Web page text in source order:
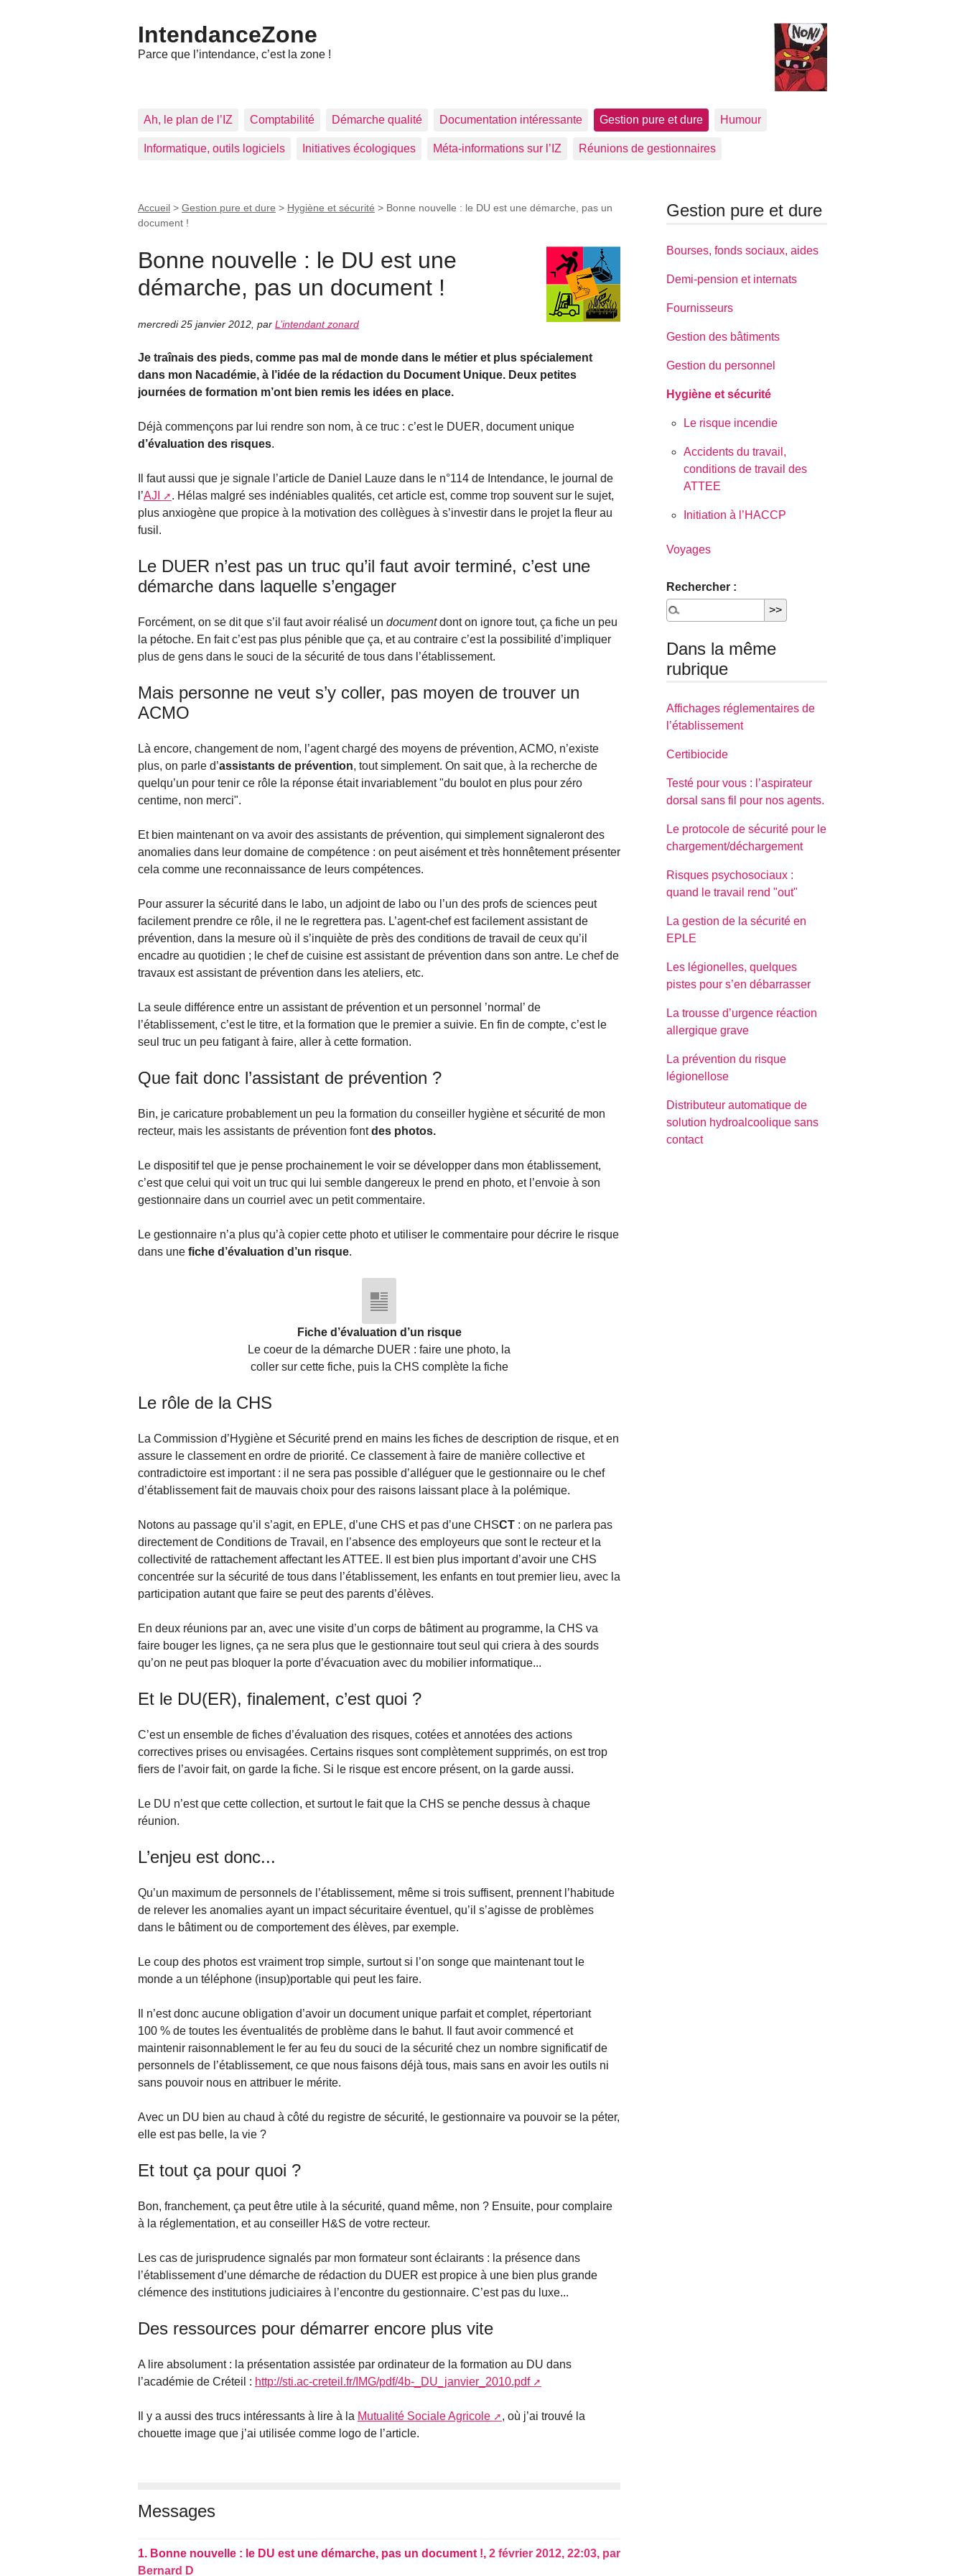
IntendanceZone
Parce que l’intendance, c’est la zone !
Ah, le plan de l’IZ Comptabilité Démarche qualité Documentation intéressante Gestion pure et dure Humour
Informatique, outils logiciels Initiatives écologiques Méta-informations sur l’IZ Réunions de gestionnaires
Accueil > Gestion pure et dure > Hygiène et sécurité > Bonne nouvelle : le DU est une démarche, pas un
document !
Bonne nouvelle : le DU est une
démarche, pas un document !
mercredi 25 janvier 2012 par L’intendant zonard
Je traînais des pieds, comme pas mal de monde dans le métier et plus spécialement
dans mon Nacadémie, à l’idée de la rédaction du Document Unique. Deux petites
journées de formation m’ont bien remis les idées en place.
Déjà commençons par lui rendre son nom, à ce truc : c’est le DUER, document unique
d’évaluation des risques.
Il faut aussi que je signale l’article de Daniel Lauze dans le n°114 de Intendance, le journal de
l’AJI
. Hélas malgré ses indéniables qualités, cet article est, comme trop souvent sur le sujet,
plus anxiogène que propice à la motivation des collègues à s’investir dans le projet la fleur au
fusil.
Le DUER n’est pas un truc qu’il faut avoir terminé, c’est une
démarche dans laquelle s’engager
Forcément, on se dit que s’il faut avoir réalisé un documentdont on ignore tout, ça fiche un peu
la pétoche. En fait c’est pas plus pénible que ça, et au contraire c’est la possibilité d’impliquer
plus de gens dans le souci de la sécurité de tous dans l’établissement.
Mais personne ne veut s’y coller, pas moyen de trouver un
ACMO
Là encore, changement de nom, l’agent chargé des moyens de prévention, ACMO, n’existe
plus, on parle d’assistants de prévention, tout simplement. On sait que, à la recherche de
quelqu’un pour tenir ce rôle la réponse était invariablement "du boulot en plus pour zéro
centime, non merci".
Et bien maintenant on va avoir des assistants de prévention, qui simplement signaleront des
anomalies dans leur domaine de compétence : on peut aisément et très honnêtement présenter
cela comme une reconnaissance de leurs compétences.
Pour assurer la sécurité dans le labo, un adjoint de labo ou l’un des profs de sciences peut
facilement prendre ce rôle, il ne le regrettera pas. L’agent-chef est facilement assistant de
prévention, dans la mesure où il s’inquiète de près des conditions de travail de ceux qu’il
encadre au quotidien ; le chef de cuisine est assistant de prévention dans son antre. Le chef de
travaux est assistant de prévention dans les ateliers, etc.
La seule différence entre un assistant de prévention et un personnel ’normal’ de
l’établissement, c’est le titre, et la formation que le premier a suivie. En fin de compte, c’est le
seul truc un peu fatigant à faire, aller à cette formation.
Que fait donc l’assistant de prévention ?
Bin, je caricature probablement un peu la formation du conseiller hygiène et sécurité de mon
recteur, mais les assistants de prévention fontdes photos.
Le dispositif tel que je pense prochainement le voir se développer dans mon établissement,
c’est que celui qui voit un truc qui lui semble dangereux le prend en photo, et l’envoie à son
gestionnaire dans un courriel avec un petit commentaire.
Le gestionnaire n’a plus qu’à copier cette photo et utiliser le commentaire pour décrire le risque
dans une fiche d’évaluation d’un risque.
Fiche d’évaluation d’un risque
Le coeur de la démarche DUER : faire une photo, la
coller sur cette fiche, puis la CHS complète la fiche
Le rôle de la CHS
La Commission d’Hygiène et Sécurité prend en mains les fiches de description de risque, et en
assure le classement en ordre de priorité. Ce classement à faire de manière collective et
contradictoire est important : il ne sera pas possible d’alléguer que le gestionnaire ou le chef
d’établissement fait de mauvais choix pour des raisons laissant place à la polémique.
Notons au passage qu’il s’agit, en EPLE, d’une CHS et pas d’une CHSCT : on ne parlera pas
directement de Conditions de Travail, en l’absence des employeurs que sont le recteur et la
collectivité de rattachement affectant les ATTEE. Il est bien plus important d’avoir une CHS
concentrée sur la sécurité de tous dans l’établissement, les enfants en tout premier lieu, avec la
participation autant que faire se peut des parents d’élèves.
En deux réunions par an, avec une visite d’un corps de bâtiment au programme, la CHS va
faire bouger les lignes, ça ne sera plus que le gestionnaire tout seul qui criera à des sourds
qu’on ne peut pas bloquer la porte d’évacuation avec du mobilier informatique...
Et le DU(ER), finalement, c’est quoi ?
C’est un ensemble de fiches d’évaluation des risques, cotées et annotées des actions
correctives prises ou envisagées. Certains risques sont complètement supprimés, on est trop
fiers de l’avoir fait, on garde la fiche. Si le risque est encore présent, on la garde aussi.
Le DU n’est que cette collection, et surtout le fait que la CHS se penche dessus à chaque
réunion.
L’enjeu est donc...
Qu’un maximum de personnels de l’établissement, même si trois suffisent, prennent l’habitude
de relever les anomalies ayant un impact sécuritaire éventuel, qu’il s’agisse de problèmes
dans le bâtiment ou de comportement des élèves, par exemple.
Le coup des photos est vraiment trop simple, surtout si l’on songe que maintenant tout le
monde a un téléphone (insup)portable qui peut les faire.
Il n’est donc aucune obligation d’avoir un document unique parfait et complet, répertoriant
100 % de toutes les éventualités de problème dans le bahut. Il faut avoir commencé et
maintenir raisonnablement le fer au feu du souci de la sécurité chez un nombre significatif de
personnels de l’établissement, ce que nous faisons déjà tous, mais sans en avoir les outils ni
sans pouvoir nous en attribuer le mérite.
Avec un DU bien au chaud à côté du registre de sécurité, le gestionnaire va pouvoir se la péter,
elle est pas belle, la vie ?
Et tout ça pour quoi ?
Bon, franchement, ça peut être utile à la sécurité, quand même, non ? Ensuite, pour complaire
à la réglementation, et au conseiller H&S de votre recteur.
Les cas de jurisprudence signalés par mon formateur sont éclairants : la présence dans
l’établissement d’une démarche de rédaction du DUER est propice à une bien plus grande
clémence des institutions judiciaires à l’encontre du gestionnaire. C’est pas du luxe...
Des ressources pour démarrer encore plus vite
A lire absolument : la présentation assistée par ordinateur de la formation au DU dans
l’académie de Créteil : http://sti.ac-creteil.fr/IMG/pdf/4b-_DU_janvier_2010.pdf
Il y a aussi des trucs intéressants à lire à la Mutualité Sociale Agricole
, où j’ai trouvé la
chouette image que j’ai utilisée comme logo de l’article.
Messages
1. Bonne nouvelle : le DU est une démarche, pas un document !, 2 février 2012, 22:03, par
Bernard D
Gestion pure et dure
Bourses, fonds sociaux, aides
Demi-pension et internats
Fournisseurs
Gestion des bâtiments
Gestion du personnel
Hygiène et sécurité
Le risque incendie
Accidents du travail,
conditions de travail des
ATTEE
Initiation à l’HACCP
Voyages
Rechercher :
Dans la même
rubrique
Affichages réglementaires de
l’établissement
Certibiocide
Testé pour vous : l’aspirateur
dorsal sans fil pour nos agents.
Le protocole de sécurité pour le
chargement/déchargement
Risques psychosociaux :
quand le travail rend "out"
La gestion de la sécurité en
EPLE
Les légionelles, quelques
pistes pour s’en débarrasser
La trousse d’urgence réaction
allergique grave
La prévention du risque
légionellose
Distributeur automatique de
solution hydroalcoolique sans
contact